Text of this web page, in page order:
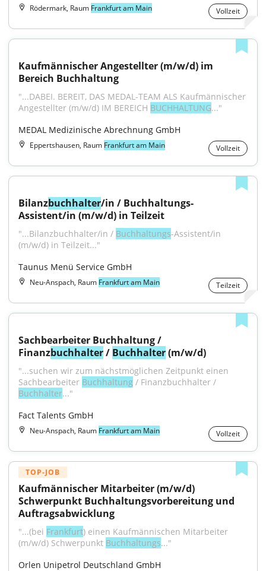
Rödermark, Raum Frankfurt am Main Vollzeit
Kaufmännischer Angestellter (m/w/d) im
Bereich Buchhaltung
"...DABEI. BEREIT, DAS MEDAL-TEAM ALS Kaufmännischer
Angestellter (m/w/d) IM BEREICH BUCHHALTUNG..."
MEDAL Medizinische Abrechnung GmbH
Eppertshausen, Raum Frankfurt am Main Vollzeit
Bilanzbuchhalter/in / Buchhaltungs-
Assistent/in (m/w/d) in Teilzeit
"...Bilanzbuchhalter/in / Buchhaltungs-Assistent/in
(m/w/d) in Teilzeit..."
Taunus Menü Service GmbH
Neu-Anspach, Raum Frankfurt am Main Teilzeit
Sachbearbeiter Buchhaltung /
Finanzbuchhalter / Buchhalter (m/w/d)
"...suchen wir zum nächstmöglichen Zeitpunkt einen
Sachbearbeiter Buchhaltung
Buchhalter..."
Fact Talents GmbH
Neu-Anspach, Raum Frankfurt am Main Vollzeit
TOP-JOB
Kaufmännischer Mitarbeiter (m/w/d)
Schwerpunkt Buchhaltungsvorbereitung und
Auftragsabwicklung
"...(bei Frankfurt) einen Kaufmännischen Mitarbeiter
(m/w/d) Schwerpunkt Buchhaltungs..."
Orlen Unipetrol Deutschland GmbH